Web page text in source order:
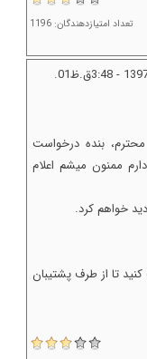
تعداد امتیازدهندگان: 1196
بنده درخواست
ممنون میشم اعلام
خواهم کرد.
تا از طرف پشتیبان